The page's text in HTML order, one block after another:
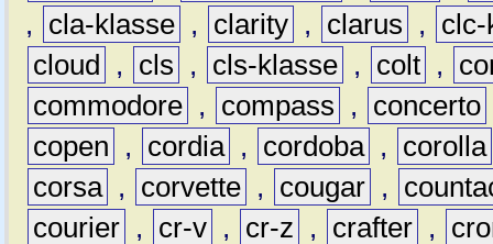
,
cla-klasse , clarity , clarus ,
clc-
cloud
, cls , cls-klasse , colt ,
commodore , compass , concerto
copen
, cordia , cordoba ,
corolla
corsa , corvette , cougar ,
courier , cr-v , cr-z , crafter ,